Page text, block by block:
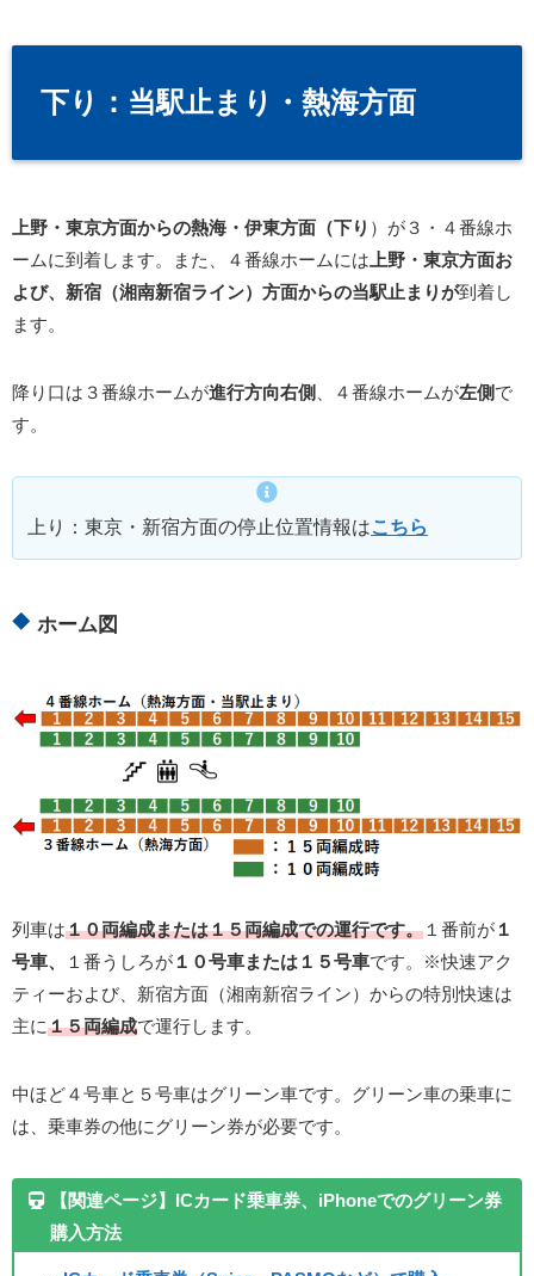
下り：当駅止まり・熱海方面
上野・東京方面からの熱海・伊東方面（下り ）が３・４番線ホ
ームに到着します。また、４番線ホームには 上野・東京方面お
よび、新宿（湘南新宿ライン）方面からの当駅止まりが到着し
ます。
降り口は３番線ホームが進行方向右側 、４番線ホームが左側で
す。
上り：東京・新宿方面の停止位置情報はこちら
ホーム図
列車は１０両編成または１５両編成での運行です。 １番前が １
号車、
１番うしろが １０号車または１５号車です。※快速アク
ティーおよび、新宿方面（湘南新宿ライン）からの特別快速は
主に１５両編成で運行します。
中ほど４号車と５号車はグリーン車です。グリーン車の乗車に
は、乗車券の他にグリーン券が必要です。
【関連ページ】ICカード乗車券、iPhoneでのグリーン券
購入方法